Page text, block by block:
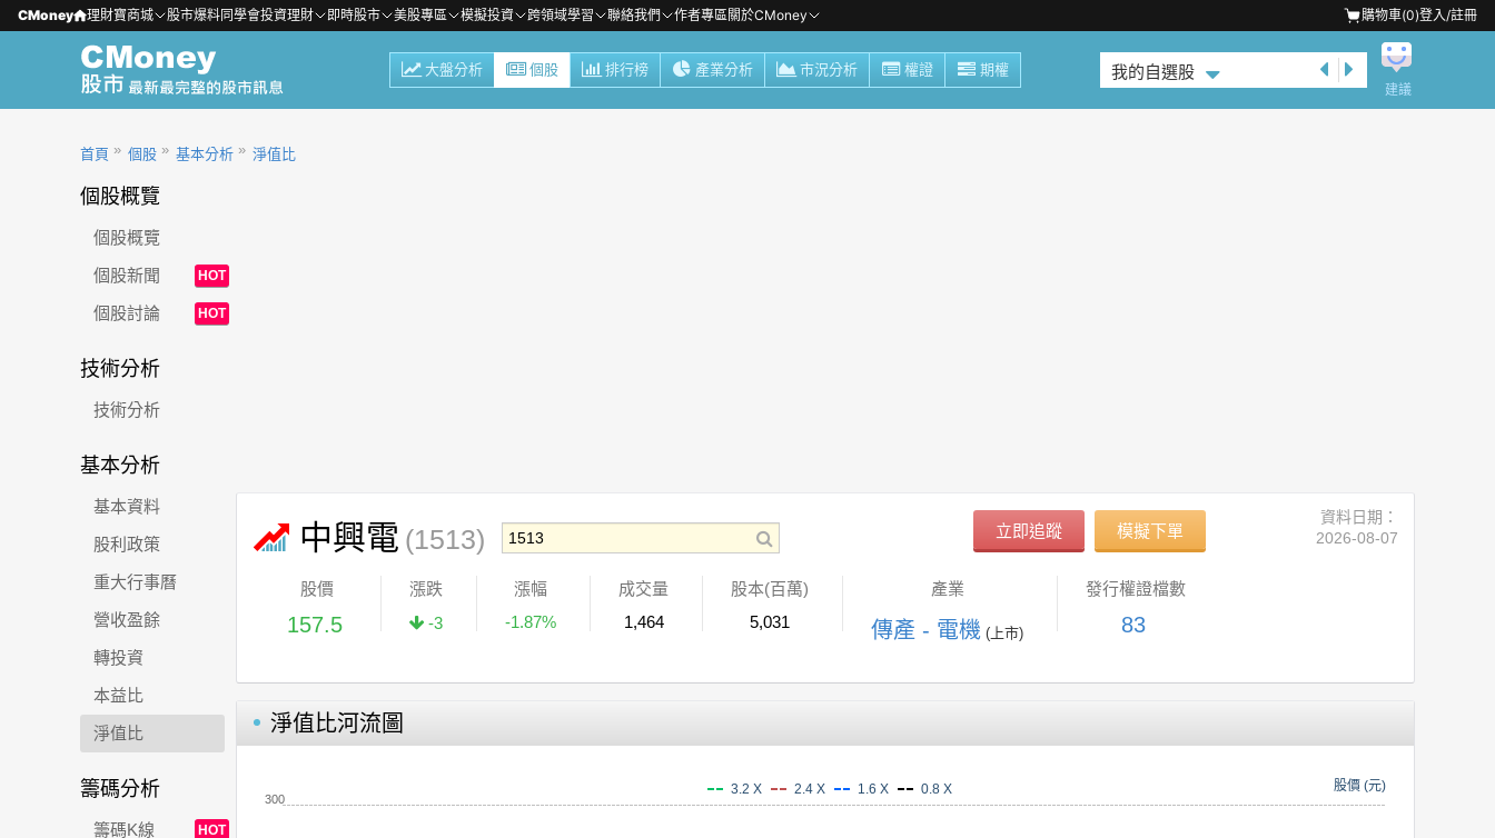
CMoney 理財寶商城 股市爆料同學會投資理財 即時股市 美股專區 模擬投資 跨領域學習 聯絡我們 作者專區關於CMoney 購物車(0)登入/註冊
大盤分析 個股 排行榜 產業分析 市況分析 權證 期權 我的自選股
建議
首頁 個股 基本分析 淨值比
個股概覽
個股概覽
個股新聞
HOT
個股討論 HOT
技術分析
技術分析
基本分析
基本資料
股利政策
重大行事曆
營收盈餘
轉投資
本益比
淨值比
籌碼分析
籌碼K線 HOT
中興電 (1513) 立即追蹤 模擬下單
資料日期：
2026-08-07
股價
157.5
漲跌
-3
漲幅
-1.87%
成交量
1,464
股本(百萬)
5,031
產業
傳產 - 電機 (上市)
發行權證檔數
83
淨值比河流圖
股價 (元)
3.2 X 2.4 X 1.6 X 0.8 X
300